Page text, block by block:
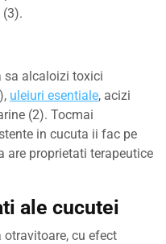
sa alcaloizi toxici
uleiuri esentiale, acizi
(2). Tocmai
in cucuta ii fac pe
are proprietati terapeutice
ale cucutei
otravitoare, cu efect